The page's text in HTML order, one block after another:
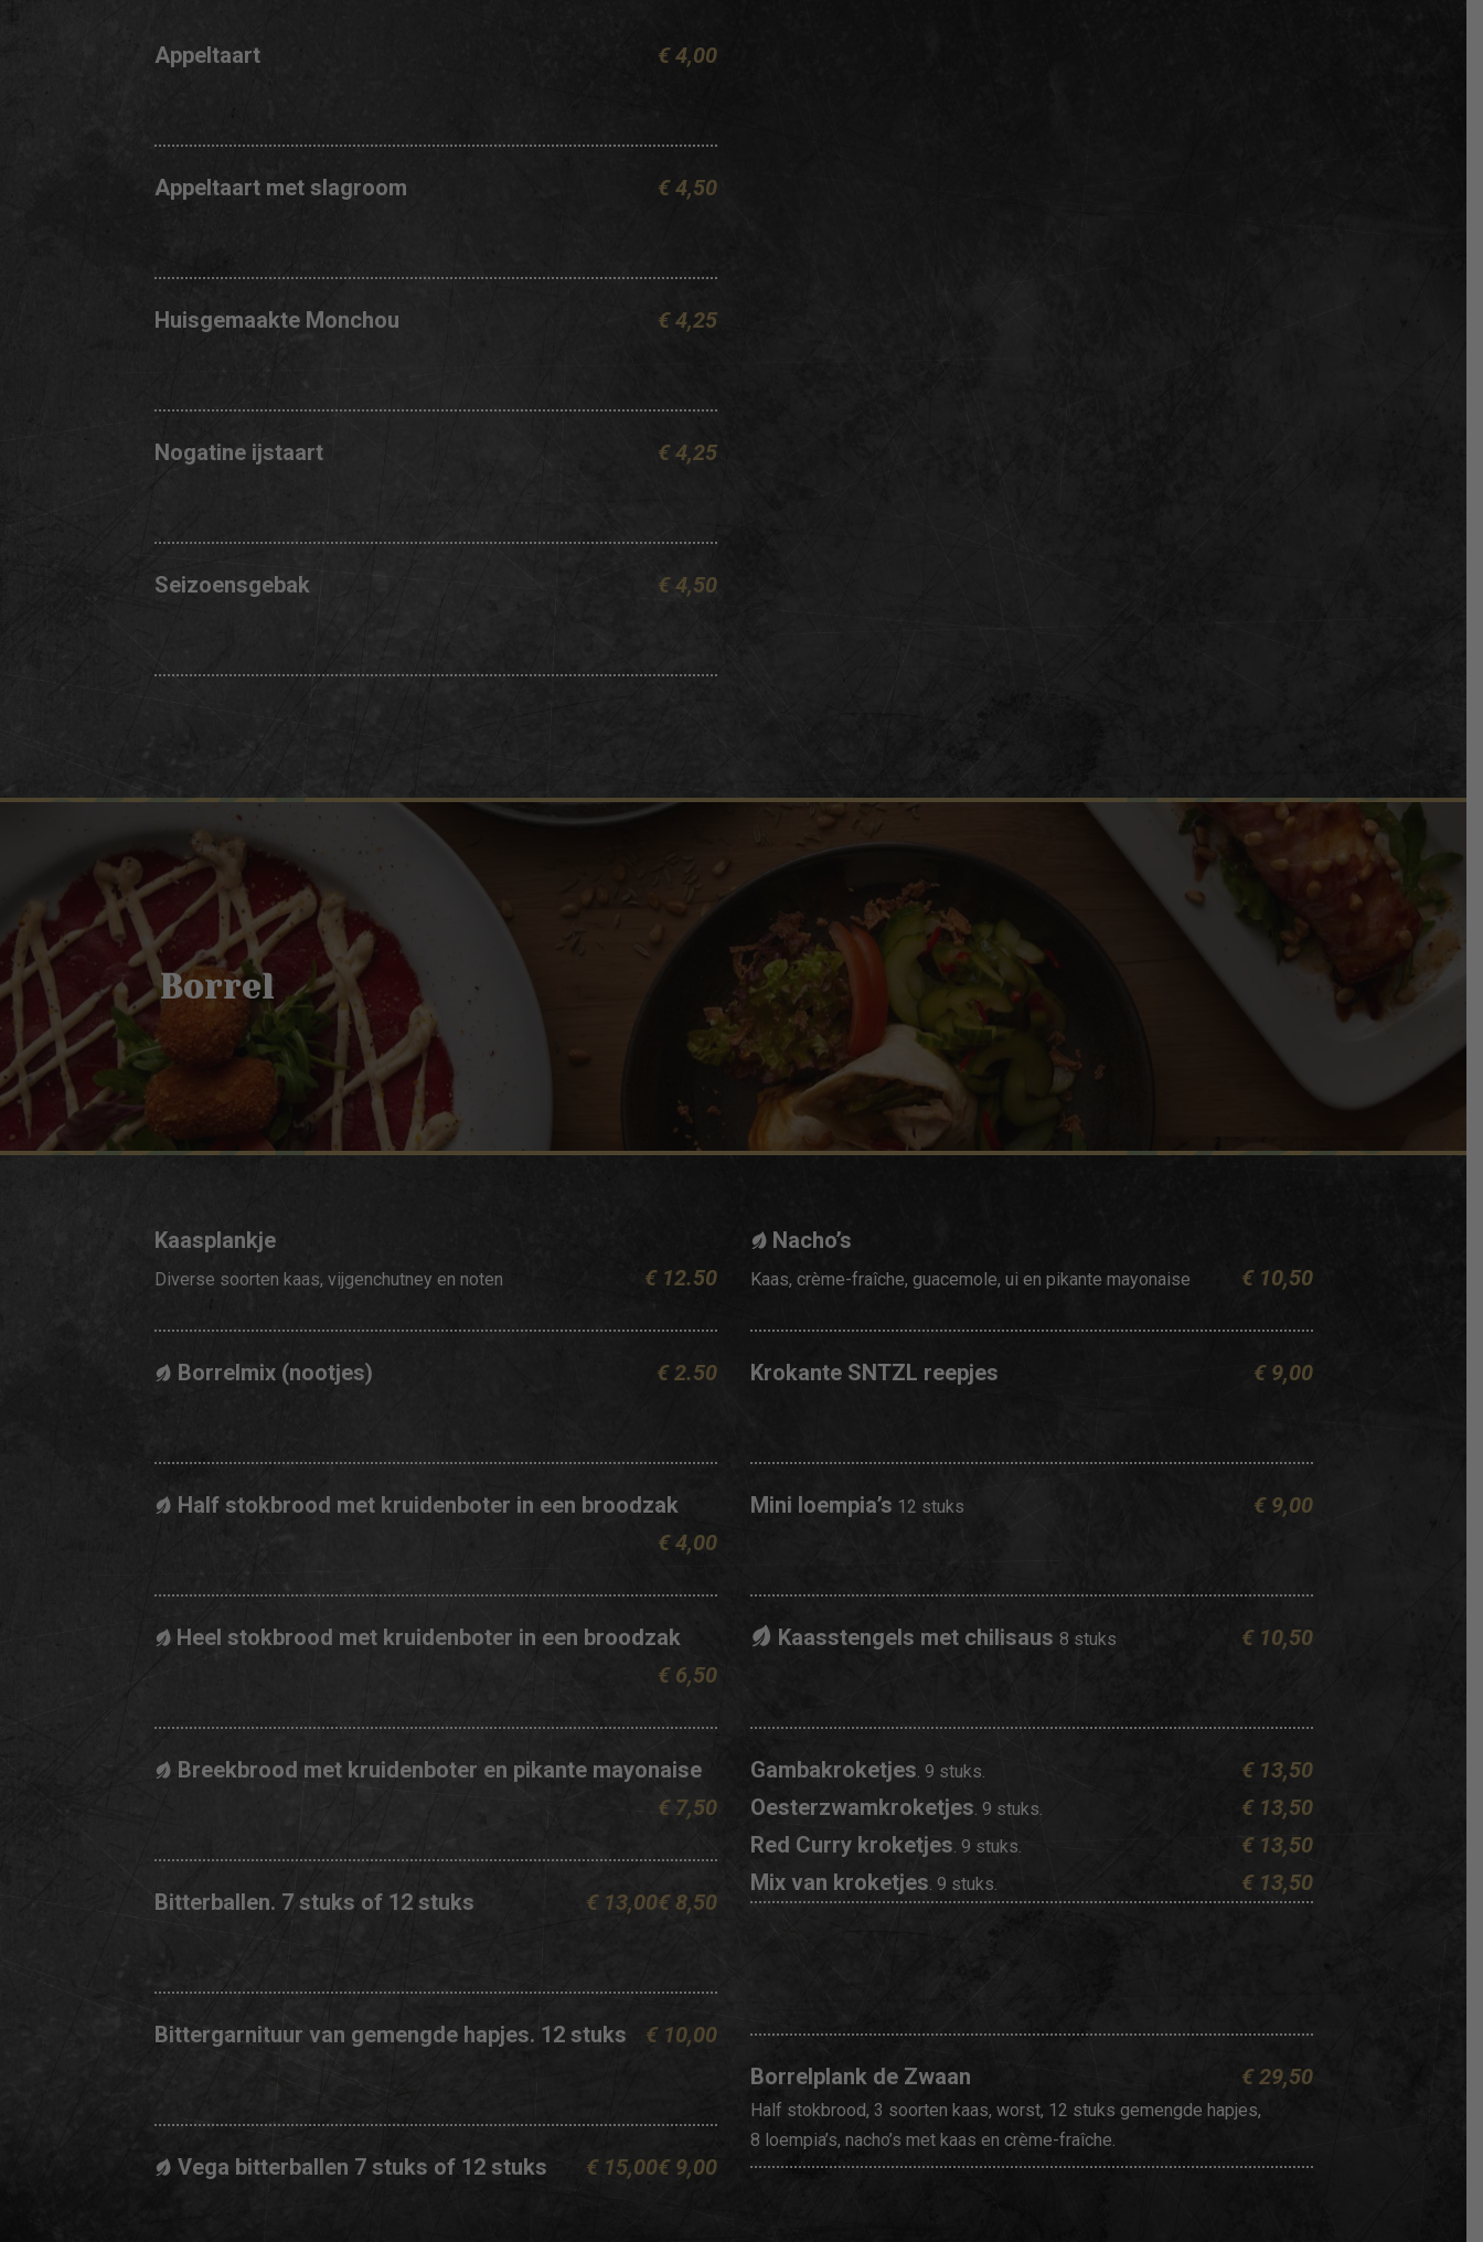
Appeltaart € 4,00
Appeltaart met slagroom € 4,50
Huisgemaakte Monchou € 4,25
Nogatine ijstaart € 4,25
Seizoensgebak € 4,50
Borrel
Kaasplankje
Diverse soorten kaas, vijgenchutney en noten € 12.50
Borrelmix (nootjes) € 2.50
Half stokbrood met kruidenboter in een broodzak
€ 4,00
Heel stokbrood met kruidenboter in een broodzak
€ 6,50
Breekbrood met kruidenboter en pikante mayonaise
€ 7,50
Bitterballen. 7 stuks of 12 stuks € 8,50
€ 13,00
Bittergarnituur van gemengde hapjes. 12 stuks € 10,00
Vega bitterballen 7 stuks of 12 stuks € 9,00
€ 15,00
Nacho’s
Kaas, crème-fraîche, guacemole, ui en pikante mayonaise € 10,50
Krokante SNTZL reepjes € 9,00
Mini loempia’s 12 stuks € 9,00
Kaasstengels met chilisaus 8 stuks € 10,50
Gambakroketjes. 9 stuks.
€ 13,50
Oesterzwamkroketjes. 9 stuks.
€ 13,50
Red Curry kroketjes. 9 stuks.
€ 13,50
Mix van kroketjes. 9 stuks. € 13,50
Borrelplank de Zwaan € 29,50
Half stokbrood, 3 soorten kaas, worst, 12 stuks gemengde hapjes,
8 loempia’s, nacho’s met kaas en crème-fraîche.